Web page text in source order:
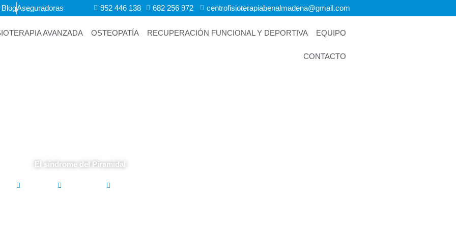
BlogAseguradoras 952 446 138 682 256 972 ​ centrofisioterapiabenalmadena@gmail.com
AVANZADA OSTEOPATÍA RECUPERACIÓN FUNCIONAL Y DEPORTIVA EQUIPO
CONTACTO
El síndrome del Piramidal